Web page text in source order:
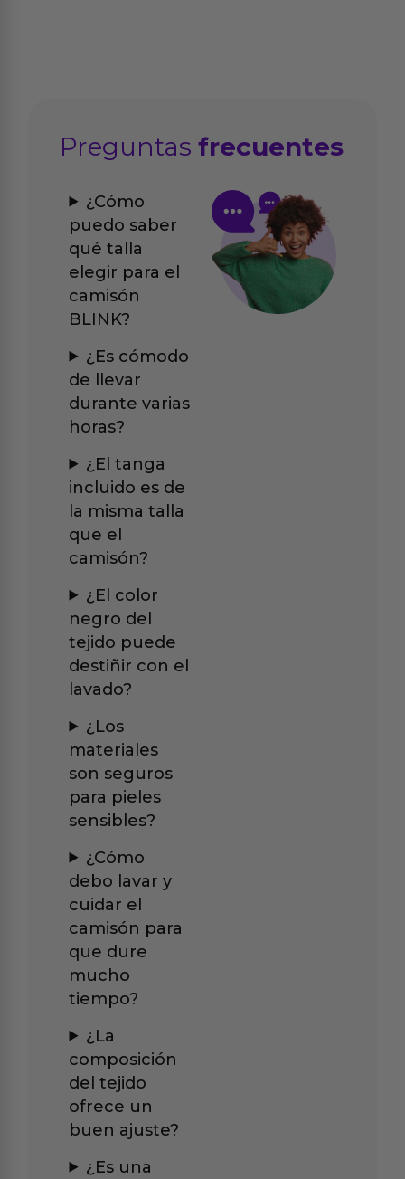
Preguntasfrecuentes
¿Cómo
puedo saber
qué talla
elegir para el
camisón
BLINK?
¿Es cómodo
de llevar
durante varias
horas?
¿El tanga
incluido es de
la misma talla
que el
camisón?
¿El color
negro del
tejido puede
destiñir con el
lavado?
¿Los
materiales
son seguros
para pieles
sensibles?
¿Cómo
debo lavar y
cuidar el
camisón para
que dure
mucho
tiempo?
¿La
composición
del tejido
ofrece un
buen ajuste?
¿Es una